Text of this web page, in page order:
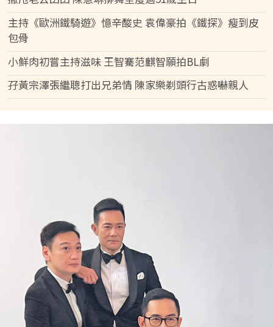
主持《歐洲鐵騎遊》憶辛酸史 袁偉豪拍《鐵探》瘦到皮
包骨
小鮮肉初嘗主持滋味 王智騫范麒智願拍BL劇
孖黃宗澤張繼聰打出兄弟情 陳家樂剃頭行古惑嚇親人